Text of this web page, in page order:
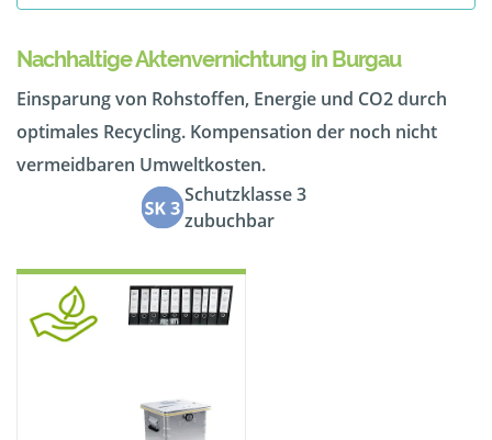
Nachhaltige Aktenvernichtung in Burgau
Einsparung von Rohstoffen, Energie und CO2 durch
optimales Recycling. Kompensation der noch nicht
vermeidbaren Umweltkosten.
Schutzklasse 3
zubuchbar